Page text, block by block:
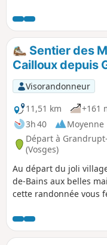
Saint-Martin, le Cuveau
tout cela le long du
Sentier des
Cailloux depuis
Visorandonneur
11,51 km
+161
3h 40
Moyenne
Départ à
(Vosges)
Au départ du joli
de-Bains aux belles
cette randonnée vous
maquisards en août et
mais surtout lieu de